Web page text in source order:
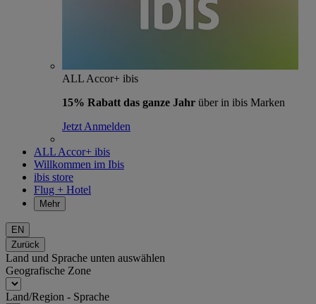
ALL Accor+ ibis
15% Rabatt das ganze Jahr über in ibis Marken
Jetzt Anmelden
ALL Accor+ ibis
Willkommen im Ibis
ibis store
Flug + Hotel
Mehr
EN
Zurück
Land und Sprache unten auswählen
Geografische Zone
Land/Region - Sprache